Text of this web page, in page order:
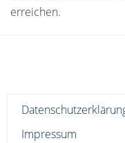
erreichen.
Impressum